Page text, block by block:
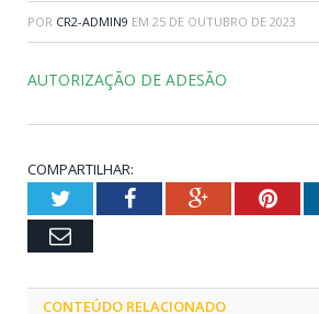
POR CR2-ADMIN9 EM 25 DE OUTUBRO DE 2023
AUTORIZAÇÃO DE ADESÃO
COMPARTILHAR:
TwitterFacebookGoogle+
Email
CONTEÚDO RELACIONADO